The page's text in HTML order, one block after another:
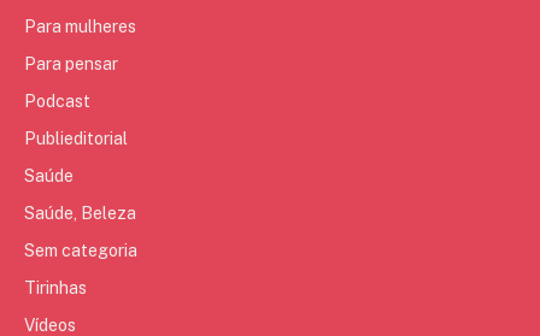
Para mulheres
Para pensar
Podcast
Publieditorial
Saúde
Saúde, Beleza
Sem categoria
Tirinhas
Vídeos